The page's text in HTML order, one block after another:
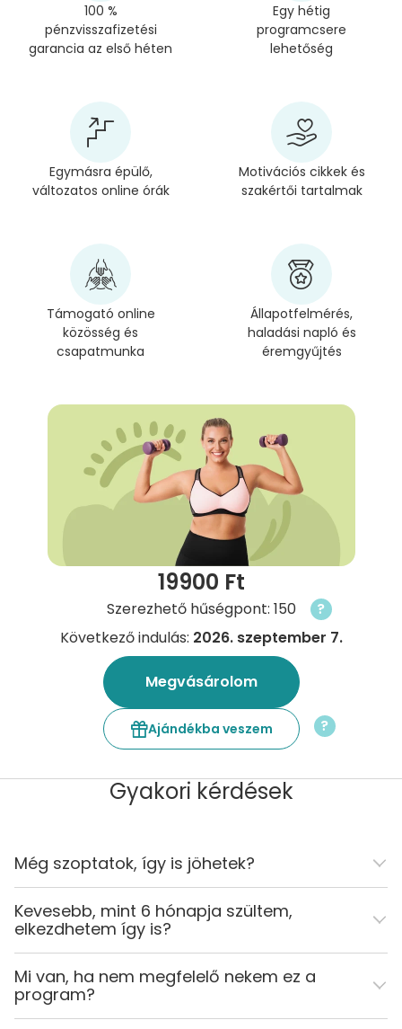
100 %
pénzvisszafizetési
garancia az első héten
Egy hétig
programcsere
lehetőség
Egymásra épülő,
változatos online órák
Motivációs cikkek és
szakértői tartalmak
Támogató online
közösség és
csapatmunka
Állapotfelmérés,
haladási napló és
éremgyűjtés
19900 Ft
Szerezhető hűségpont: 150
?
Következő indulás: 2026. szeptember 7.
Megvásárolom
Ajándékba veszem ?
Gyakori kérdések
Még szoptatok, így is jöhetek?
Kevesebb, mint 6 hónapja szültem,
elkezdhetem így is?
Mi van, ha nem megfelelő nekem ez a
program?